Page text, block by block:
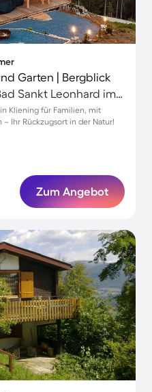
Garten | Bergblick
Kliening, Gemeinde Bad Sankt Leonhard im Lavanttal, Wolfsberg
Kliening für Familien, mit
Ihr Rückzugsort in der Natur!
Zum Angebot